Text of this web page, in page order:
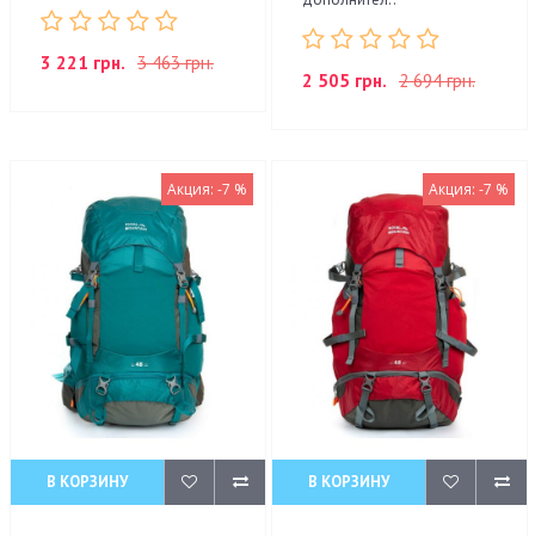
3 221 грн. 3 463 грн.
2 505 грн. 2 694 грн.
Акция: -7 %
В КОРЗИНУ
Акция: -7 %
В КОРЗИНУ